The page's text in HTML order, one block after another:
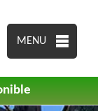
MENU